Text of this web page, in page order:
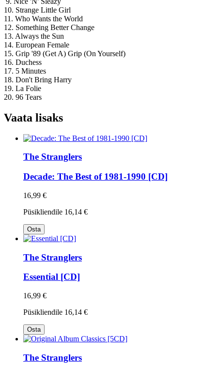
10. Strange Little Girl
11. Who Wants the World
12. Something Better Change
13. Always the Sun
14. European Female
15. Grip '89 (Get A) Grip (On Yourself)
16. Duchess
17. 5 Minutes
18. Don't Bring Harry
19. La Folie
20. 96 Tears
Vaata lisaks
The Stranglers
Decade: The Best of 1981-1990 [CD]
16,99 €
Püsikliendile 16,14 €
Osta
The Stranglers
Essential [CD]
16,99 €
Püsikliendile 16,14 €
Osta
The Stranglers